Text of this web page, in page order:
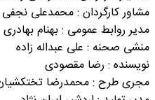
مشاور کارگردان : محمدعلی نجفی
مدیر روابط عمومی : بهنام بهادری
منشی صحنه : علی عبداله زاده
نویسنده : رضا مقصودی
مجری طرح : محمدرضا